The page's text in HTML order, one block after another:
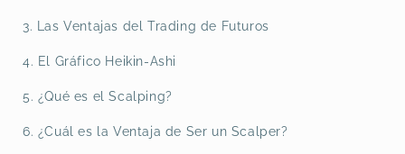
3. Las Ventajas del Trading de Futuros
4. El Gráfico Heikin-Ashi
5. ¿Qué es el Scalping?
6. ¿Cuál es la Ventaja de Ser un Scalper?